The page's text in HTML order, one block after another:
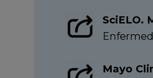
SciELO.
Mayo